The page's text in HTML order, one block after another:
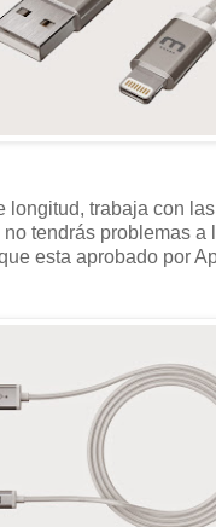
longitud, trabaja con
tendrás problemas a
esta aprobado por